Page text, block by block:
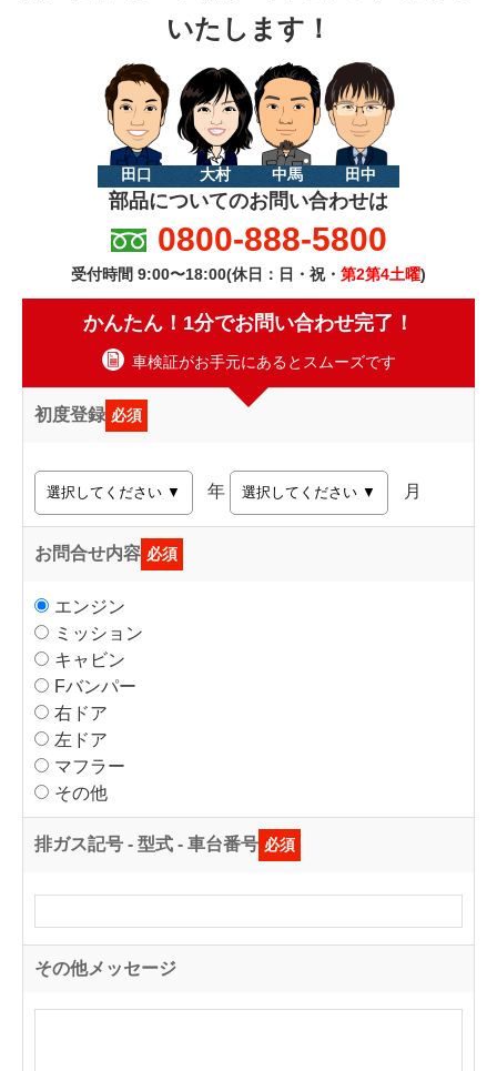
いたします！
田口 大村 中馬 田中
部品についてのお問い合わせは
0800-888-5800
受付時間 9:00〜18:00(休日：日・祝・ 第2第4土曜)
かんたん！1分でお問い合わせ完了！
車検証がお手元にあるとスムーズです
初度登録 必須
年 月
お問合せ内容 必須
エンジン
ミッション
キャビン
Fバンパー
右ドア
左ドア
マフラー
その他
排ガス記号 - 型式 - 車台番号 必須
その他メッセージ